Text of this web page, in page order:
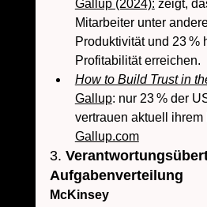
Gallup (2024): zeigt,
Mitarbeiter unter
Produktivität und 23 %
Profitabilität erreichen.
How to Build Trust in
Gallup: nur 23 % der
vertrauen aktuell
Gallup.com
3.
Aufgabenverteilung
McKinsey